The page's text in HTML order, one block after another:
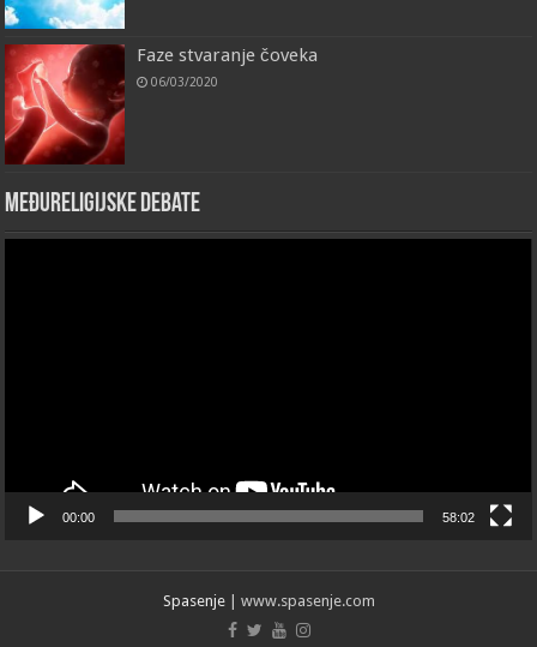
Faze stvaranje čoveka
06/03/2020
Međureligijske debate
00:00 58:02
Spasenje| www.spasenje.com